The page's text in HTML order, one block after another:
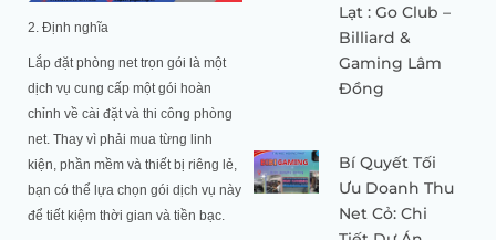
2. Định nghĩa
Lắp đặt phòng net trọn gói là một
dịch vụ cung cấp một gói hoàn
chỉnh về cài đặt và thi công phòng
net. Thay vì phải mua từng linh
kiện, phần mềm và thiết bị riêng lẻ,
bạn có thể lựa chọn gói dịch vụ này
để tiết kiệm thời gian và tiền bạc.
Lạt : Go Club –
Billiard &
Gaming Lâm
Đồng
Bí Quyết Tối
Ưu Doanh Thu
Net Cỏ: Chi